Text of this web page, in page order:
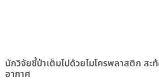
นักวิจัยชี้ป่าเต็มไปด้วยไมโครพลาสติก ส
อากาศ